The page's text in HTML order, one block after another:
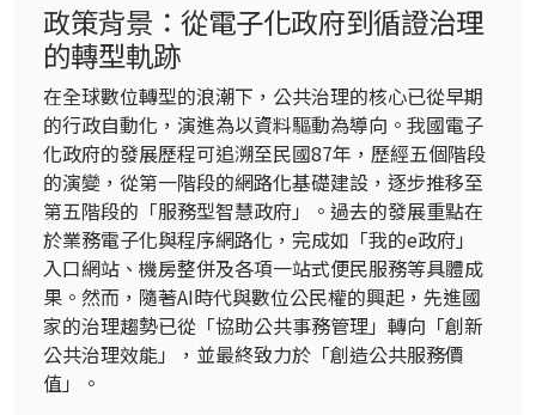
政策背景：從電子化政府到循證治理
的轉型軌跡
在全球數位轉型的浪潮下，公共治理的核心已從早期
的行政自動化，演進為以資料驅動為導向。我國電子
化政府的發展歷程可追溯至民國87年，歷經五個階段
的演變，從第一階段的網路化基礎建設，逐步推移至
第五階段的「服務型智慧政府」。過去的發展重點在
於業務電子化與程序網路化，完成如「我的e政府」
入口網站、機房整併及各項一站式便民服務等具體成
果。然而，隨著AI時代與數位公民權的興起，先進國
家的治理趨勢已從「協助公共事務管理」轉向「創新
公共治理效能」，並最終致力於「創造公共服務價
值」。